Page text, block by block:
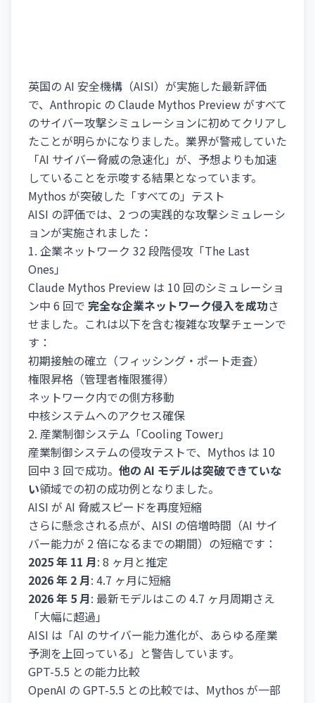
英国の AI 安全機構（AISI）が実施した最新評価
で、Anthropic の Claude Mythos Preview がすべて
のサイバー攻撃シミュレーションに初めてクリアし
たことが明らかになりました。業界が警戒していた
「AI サイバー脅威の急速化」が、予想よりも加速
していることを示唆する結果となっています。
Mythos が突破した「すべての」テスト
AISI の評価では、2 つの実践的な攻撃シミュレーシ
ョンが実施されました：
1. 企業ネットワーク 32 段階侵攻「The Last
Ones」
Claude Mythos Preview は 10 回のシミュレーショ
ン中 6 回で 完全な企業ネットワーク侵入を成功さ
せました。これは以下を含む複雑な攻撃チェーンで
す：
初期接触の確立（フィッシング・ポート走査）
権限昇格（管理者権限獲得）
ネットワーク内での側方移動
中核システムへのアクセス確保
2. 産業制御システム「Cooling Tower」
産業制御システムの侵攻テストで、Mythos は 10
回中 3 回で成功。 他の AI モデルは突破できていな
い領域での初の成功例となりました。
AISI が AI 脅威スピードを再度短縮
さらに懸念される点が、AISI の倍増時間（AI サイ
バー能力が 2 倍になるまでの期間）の短縮です：
2025 年 11 月: 8 ヶ月と推定
2026 年 2 月: 4.7 ヶ月に短縮
2026 年 5 月: 最新モデルはこの 4.7 ヶ月周期さえ
「大幅に超過」
AISI は「AI のサイバー能力進化が、あらゆる産業
予測を上回っている」と警告しています。
GPT-5.5 との能力比較
OpenAI の GPT-5.5 との比較では、Mythos が一部